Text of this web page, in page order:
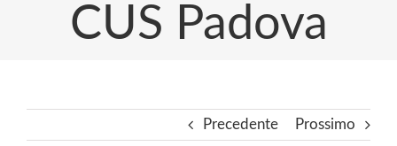
CUS Padova
Precedente Prossimo